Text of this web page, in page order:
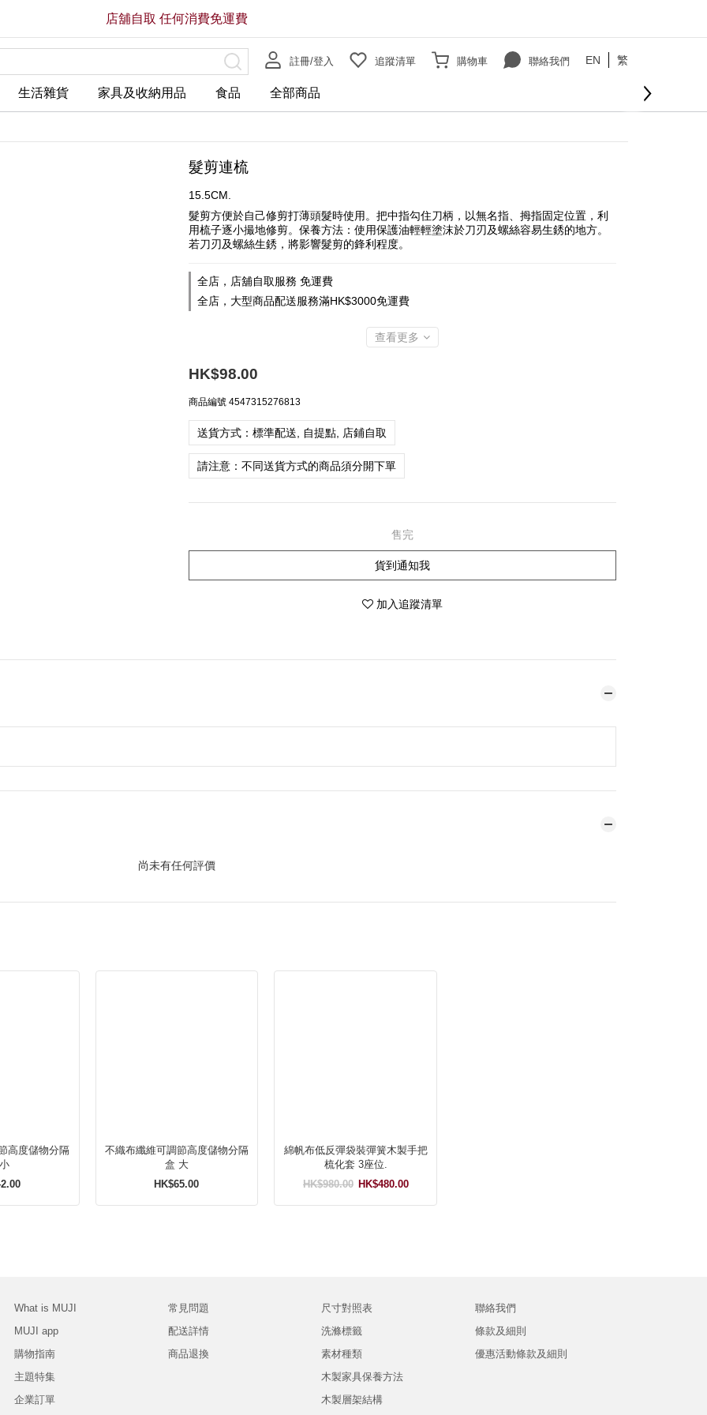
註冊/登入 追蹤清單 購物車 聯絡我們 EN 繁
生活雜貨 家具及收納用品 食品 全部商品
店舖自取 任何消費免運費
髮剪連梳
15.5CM.
髮剪方便於自己修剪打薄頭髮時使用。把中指勾住刀柄，以無名指、拇指固定位置，利
用梳子逐小撮地修剪。保養方法：使用保護油輕輕塗沫於刀刃及螺絲容易生銹的地方。
若刀刃及螺絲生銹，將影響髮剪的鋒利程度。
全店，店舖自取服務 免運費
全店，大型商品配送服務滿HK$3000免運費
查看更多
HK$98.00
商品編號 4547315276813
送貨方式：標準配送, 自提點, 店鋪自取
請注意：不同送貨方式的商品須分開下單
售完
貨到通知我
加入追蹤清單
尚未有任何評價
高度儲物分隔
不織布纖維可調節高度儲物分隔
盒 大
HK$65.00
綿帆布低反彈袋裝彈簧木製手把
梳化套 3座位.
HK$480.00
HK$980.00
What is MUJI
MUJI app
購物指南
主題特集
企業訂單
常見問題
配送詳情
商品退換
尺寸對照表
洗滌標籤
素材種類
木製家具保養方法
木製層架結構
聯絡我們
條款及細則
優惠活動條款及細則